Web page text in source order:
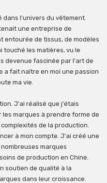
dans l'univers du vêtement.
une entreprise de
entourée de tissus, de modèles
touché les matières, vu le
devenue fascinée par l'art de
a fait naître en moi une passion
ma vie.
J'ai réalisé que j'étais
marques à prendre forme de
de la production.
à mon compte. J'ai créé une
marques
de production en Chine.
soutien de qualité à la
dans leur croissance.